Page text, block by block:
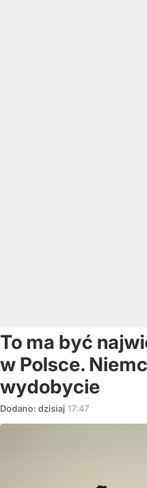
To ma być
w Polsce.
wydobycie
Dodano: dzisiaj 17:47